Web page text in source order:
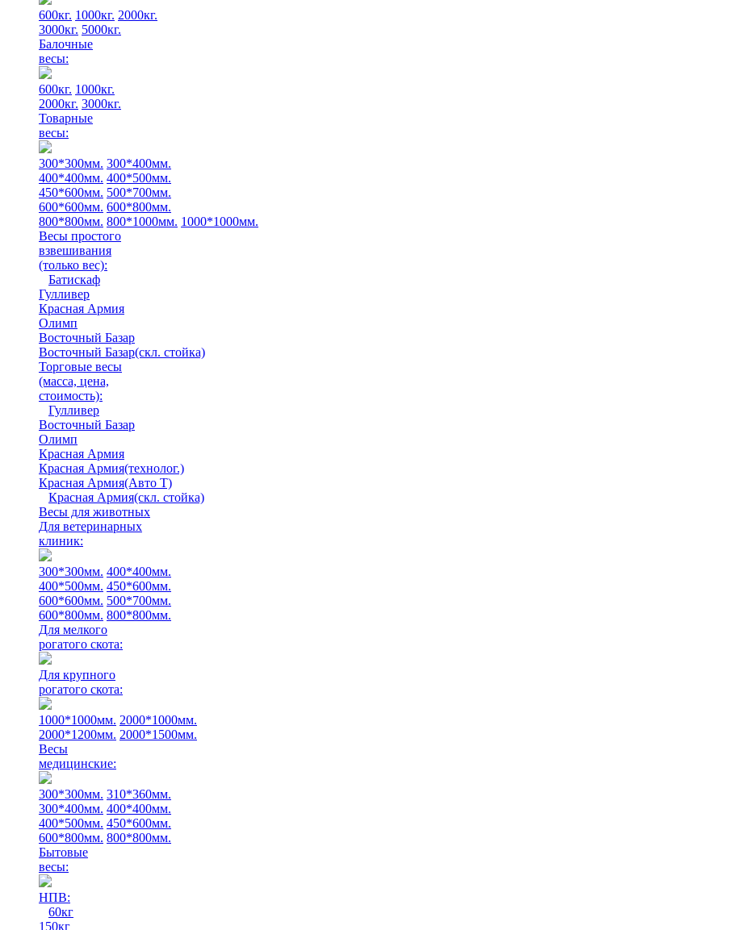
600кг. 1000кг. 2000кг.
3000кг. 5000кг.
Балочные
весы:
600кг. 1000кг.
2000кг. 3000кг.
Товарные
весы:
300*300мм. 300*400мм.
400*400мм. 400*500мм.
450*600мм. 500*700мм.
600*600мм. 600*800мм.
800*800мм. 800*1000мм. 1000*1000мм.
Весы простого
взвешивания
(только вес):
Батискаф
Гулливер
Красная Армия
Олимп
Восточный Базар
Восточный Базар(скл. стойка)
Торговые весы
(масса, цена,
стоимость):
Гулливер
Восточный Базар
Олимп
Красная Армия
Красная Армия(технолог.)
Красная Армия(Авто Т)
Красная Армия(скл. стойка)
Весы для животных
Для ветеринарных
клиник:
300*300мм. 400*400мм.
400*500мм. 450*600мм.
600*600мм. 500*700мм.
600*800мм. 800*800мм.
Для мелкого
рогатого скота:
Для крупного
рогатого скота:
1000*1000мм. 2000*1000мм.
2000*1200мм. 2000*1500мм.
Весы
медицинские:
300*300мм. 310*360мм.
300*400мм. 400*400мм.
400*500мм. 450*600мм.
600*800мм. 800*800мм.
Бытовые
весы:
НПВ:
60кг
150кг